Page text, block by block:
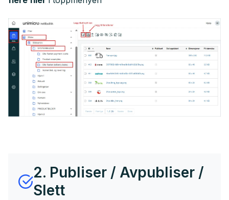
2. Publiser / Avpubliser /
Slett